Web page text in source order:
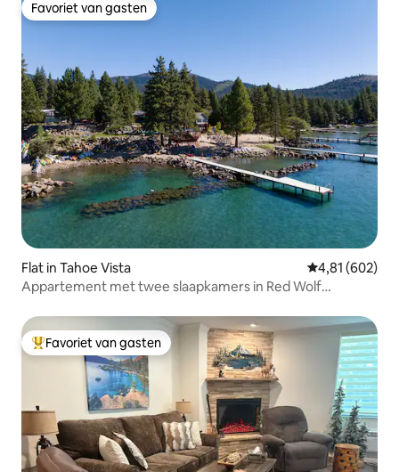
Favoriet van gasten
Favoriet van gasten
Flat in Tahoe Vista Gemiddelde
4,81 (602)
Appartement met twee slaapkamers in Red Wolf
Topfavoriet van gasten
Favoriet van gasten